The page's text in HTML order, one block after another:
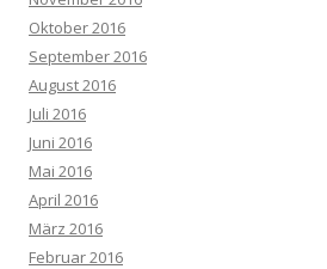
Oktober 2016
September 2016
August 2016
Juli 2016
Juni 2016
Mai 2016
April 2016
März 2016
Februar 2016